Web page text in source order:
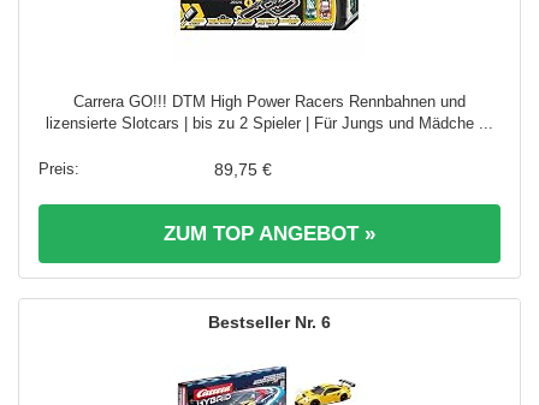
Carrera GO!!! DTM High Power Racers Rennbahnen und
lizensierte Slotcars | bis zu 2 Spieler | Für Jungs und Mädche ...
89,75 €
ZUM TOP ANGEBOT »
6